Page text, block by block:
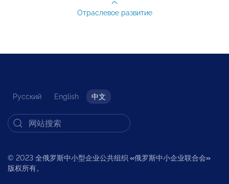
Отраслевое развитие
Русский English 中文
© 2023 全俄罗斯中小型企业公共组织 «俄罗斯中小企业联合会»
版权所有。